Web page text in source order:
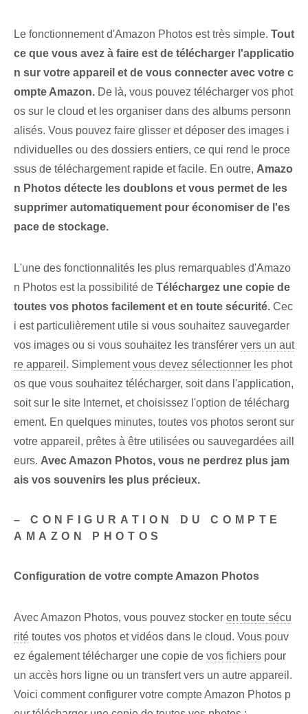
Le fonctionnement d'Amazon Photos est très simple. Tout
ce que vous avez à faire est de télécharger l'applicatio
n sur votre appareil et de vous connecter avec votre c
ompte Amazon. De là, vous pouvez télécharger vos phot
os sur le cloud et les organiser dans des albums personn
alisés. Vous pouvez faire glisser et déposer des images i
ndividuelles ou des dossiers entiers, ce qui rend le proce
ssus de téléchargement rapide et facile. En outre, Amazo
n Photos détecte les doublons et vous permet de les
supprimer automatiquement pour économiser de l'es
pace de stockage.
L'une des fonctionnalités les plus remarquables d'Amazo
n Photos est la possibilité de Téléchargez une copie de
toutes vos photos facilement et en toute sécurité. Cec
i est particulièrement utile si vous souhaitez sauvegarder
vos images ou si vous souhaitez les transférer vers un aut
re appareil . Simplementvous devez sélectionner les phot
os que vous souhaitez télécharger, soit dans l'application,
soit sur le site Internet, et choisissez l'option de télécharg
ement. En quelques minutes, toutes vos photos seront sur
votre appareil, prêtes à être utilisées ou sauvegardées aill
eurs. Avec Amazon Photos, vous ne perdrez plus jam
ais vos souvenirs les plus précieux.
– CONFIGURATION DU COMPTE
AMAZON PHOTOS
Configuration de votre compte Amazon Photos
Avec Amazon Photos, vous pouvez stocker en toute sécu
rité toutes vos photos et vidéos dans le cloud. Vous pouv
ez également télécharger une copie de vos fichiers pour
un accès hors ligne ou un transfert vers un autre appareil.
Voici comment configurer votre compte Amazon Photos p